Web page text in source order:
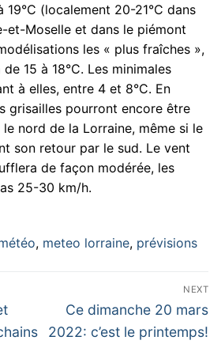
19°C (localement 20-21°C dans
et-Moselle et dans le piémont
les « plus fraîches »,
15 à 18°C. Les minimales
à elles, entre 4 et 8°C. En
grisailles pourront encore être
nord de la Lorraine, même si le
son retour par le sud. Le vent
de façon modérée, les
25-30 km/h.
, meteo lorraine, prévisions
NEXT
Next
post:
Ce dimanche 20 mars
2022: c’est le printemps!